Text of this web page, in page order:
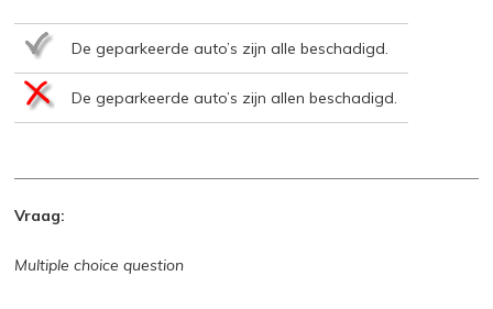
De geparkeerde auto’s zijn alle beschadigd.
De geparkeerde auto’s zijn allen beschadigd.
Vraag:
Multiple choice question